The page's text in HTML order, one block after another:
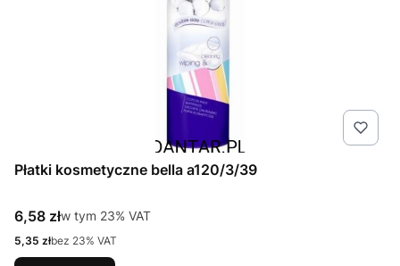
Płatki kosmetyczne bella a120/3/39
Cena brutto
6,58 złw tym %s VAT
w tym 23% VAT
Cena netto
5,35 złbez 23% VAT